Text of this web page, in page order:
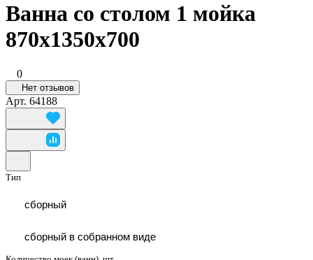
Ванна со столом 1 мойка
870x1350x700
0
Нет отзывов
Арт. 64188
Тип
сборный
сборный в собранном виде